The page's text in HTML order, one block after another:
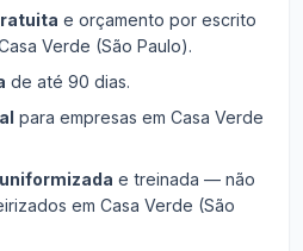
e orçamento por escrito
Verde (São Paulo).
de até 90 dias.
para empresas em Casa Verde
e treinada — não
em Casa Verde (São